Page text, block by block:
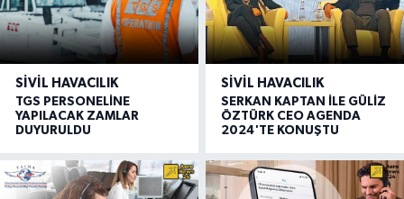
SIVIL HAVACILIK
TGS PERSONELİNE
YAPILACAK ZAMLAR
DUYURULDU
SIVIL HAVACILIK
SERKAN KAPTAN İLE GÜLİZ
ÖZTÜRK CEO AGENDA
2024'TE KONUŞTU